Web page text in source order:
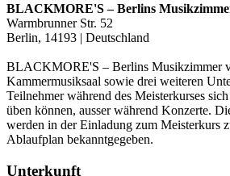
BLACKMORE'S – Berlins
Warmbrunner Str. 52
Berlin, 14193 | Deutschland
BLACKMORE'S – Berlins Musikzimmer
Kammermusiksaal sowie drei weiteren
Teilnehmer während des Meisterkurses
üben können, ausser während Konzerte.
werden in der Einladung zum Meisterkurs
Ablaufplan bekanntgegeben.
Unterkunft